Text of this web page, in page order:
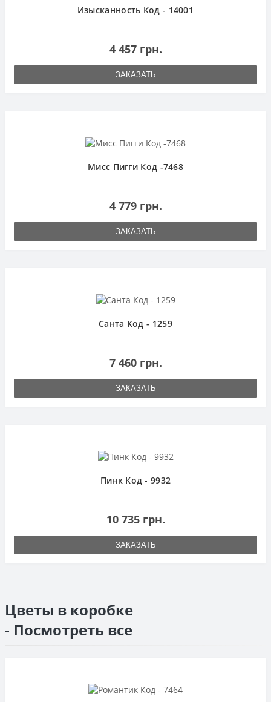
Изысканность Код - 14001
4 457 грн.
ЗАКАЗАТЬ
Мисс Пигги Код -7468
4 779 грн.
ЗАКАЗАТЬ
Санта Код - 1259
7 460 грн.
ЗАКАЗАТЬ
Пинк Код - 9932
10 735 грн.
ЗАКАЗАТЬ
Цветы в коробке
- Посмотреть все